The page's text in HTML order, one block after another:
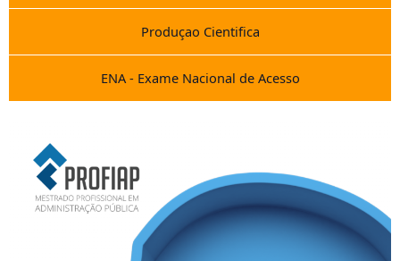
Produçao Cientifica
ENA - Exame Nacional de Acesso